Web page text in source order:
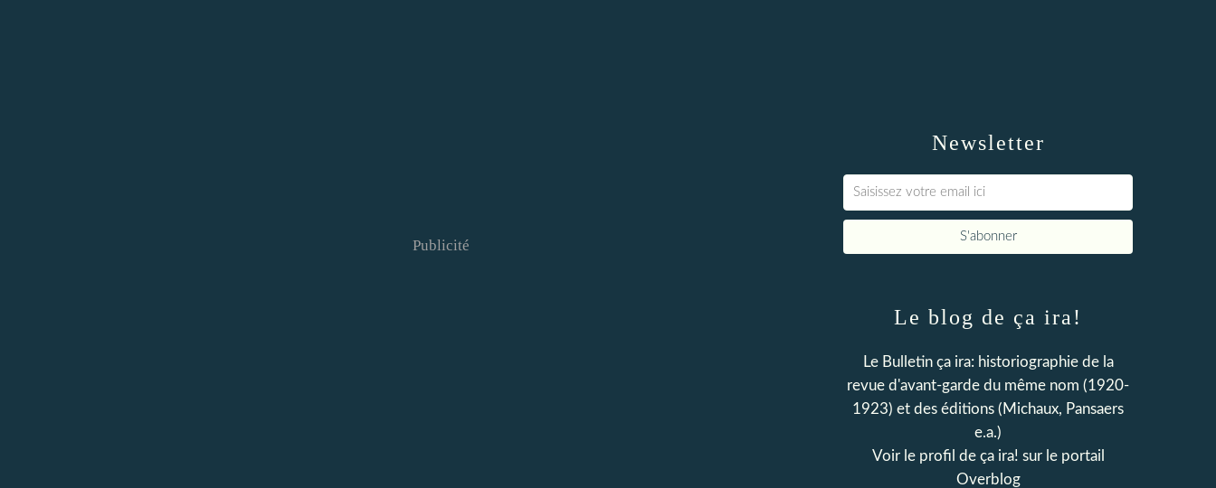
Publicité
Newsletter
Le blog de ça ira!
Le Bulletin ça ira: historiographie de la
revue d'avant-garde du même nom (1920-
1923) et des éditions (Michaux, Pansaers
e.a.)
Voir le profil de ça ira! sur le portail
Overblog